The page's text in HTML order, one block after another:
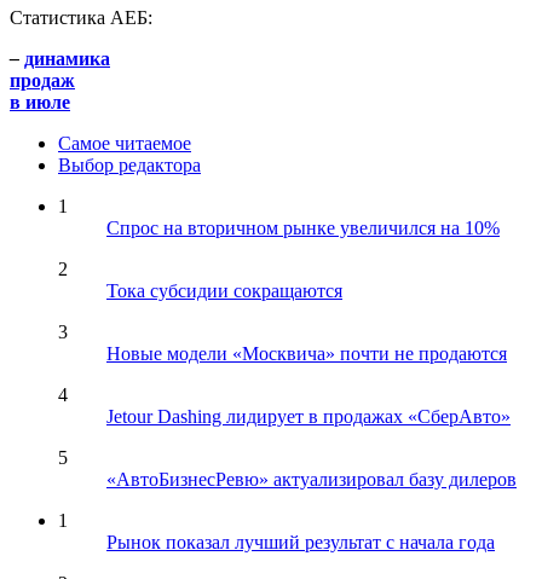
Статистика АЕБ:
– динамика
продаж
в июле
Самое читаемое
Выбор редактора
1
Спрос на вторичном рынке увеличился на 10%
2
Тока субсидии сокращаются
3
Новые модели «Москвича» почти не продаются
4
Jetour Dashing лидирует в продажах «СберАвто»
5
«АвтоБизнесРевю» актуализировал базу дилеров
1
Рынок показал лучший результат с начала года